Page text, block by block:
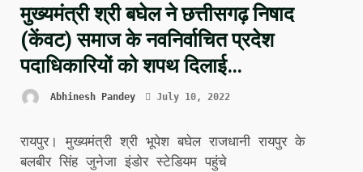
मुख्यमंत्री श्री बघेल ने छत्तीसगढ़ निषाद
(केंवट) समाज के नवनिर्वाचित प्रदेश
पदाधिकारियों को शपथ दिलाई…
Abhinesh Pandey July 10, 2022
रायपुर। मुख्यमंत्री श्री भूपेश बघेल राजधानी रायपुर के
बलबीर सिंह जुनेजा इंडोर स्टेडियम पहुंचे